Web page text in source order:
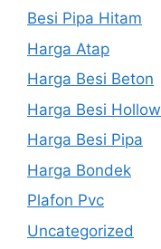
Besi Pipa Hitam
Harga Atap
Harga Besi Beton
Harga Besi Hollow
Harga Besi Pipa
Harga Bondek
Plafon Pvc
Uncategorized